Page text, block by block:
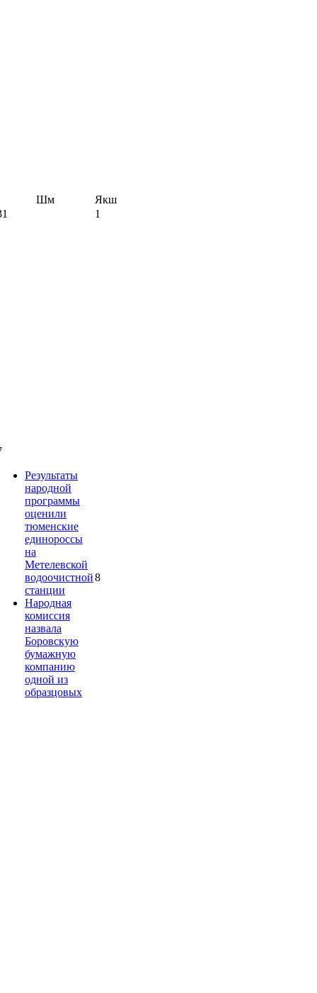
Шм
Якш
1
Результаты
народной
программы
оценили
тюменские
единороссы
на
Метелевской
водоочистной
станции
Народная
комиссия
назвала
Боровскую
бумажную
компанию
одной из
образцовых
8